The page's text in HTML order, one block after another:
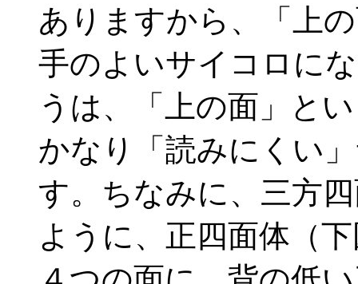
ありますから、「上
手のよいサイコロに
うは、「上の面」と
かなり「読みにくい
す。ちなみに、三方
ように、正四面体（